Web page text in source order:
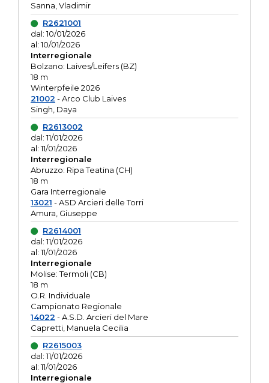
Sanna, Vladimir
R2621001
dal: 10/01/2026
al: 10/01/2026
Interregionale
Bolzano: Laives/Leifers (BZ)
18 m
Winterpfeile 2026
21002 - Arco Club Laives
Singh, Daya
R2613002
dal: 11/01/2026
al: 11/01/2026
Interregionale
Abruzzo: Ripa Teatina (CH)
18 m
Gara Interregionale
13021 - ASD Arcieri delle Torri
Amura, Giuseppe
R2614001
dal: 11/01/2026
al: 11/01/2026
Interregionale
Molise: Termoli (CB)
18 m
O.R. Individuale
Campionato Regionale
14022 - A.S.D. Arcieri del Mare
Capretti, Manuela Cecilia
R2615003
dal: 11/01/2026
al: 11/01/2026
Interregionale